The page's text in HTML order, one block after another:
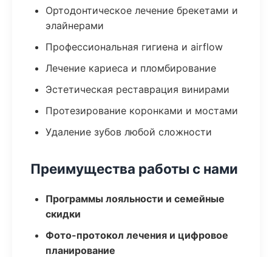
Ортодонтическое лечение брекетами и
элайнерами
Профессиональная гигиена и airflow
Лечение кариеса и пломбирование
Эстетическая реставрация винирами
Протезирование коронками и мостами
Удаление зубов любой сложности
Преимущества работы с нами
Программы лояльности и семейные
скидки
Фото-протокол лечения и цифровое
планирование